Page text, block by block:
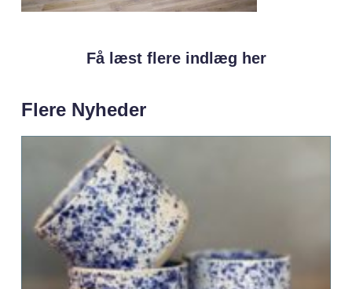
Få læst flere indlæg her
Flere Nyheder